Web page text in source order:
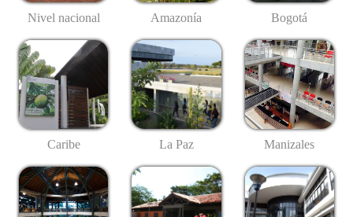
Nivel nacional Amazonía Bogotá
Caribe La Paz Manizales